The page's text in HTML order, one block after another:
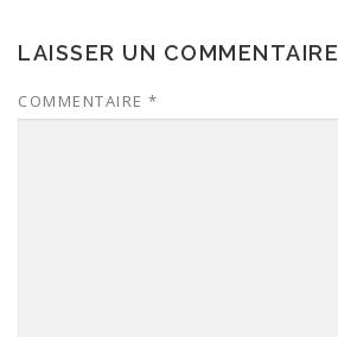
LAISSER UN COMMENTAIRE
COMMENTAIRE *